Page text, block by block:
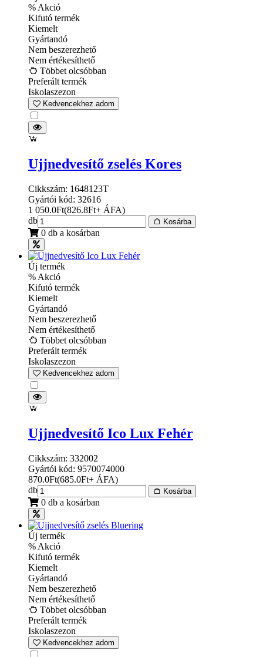
% Akció
Kifutó termék
Kiemelt
Gyártandó
Nem beszerezhető
Nem értékesíthető
Többet olcsóbban
Preferált termék
Iskolaszezon
Kedvencekhez adom
Ujjnedvesítő zselés Kores
Cikkszám: 1648123T
Gyártói kód: 32616
1 050.0Ft(826.8Ft+ ÁFA)
db
Kosárba
0 db a kosárban
Új termék
% Akció
Kifutó termék
Kiemelt
Gyártandó
Nem beszerezhető
Nem értékesíthető
Többet olcsóbban
Preferált termék
Iskolaszezon
Kedvencekhez adom
Ujjnedvesítő Ico Lux Fehér
Cikkszám: 332002
Gyártói kód: 9570074000
870.0Ft(685.0Ft+ ÁFA)
db
Kosárba
0 db a kosárban
Új termék
% Akció
Kifutó termék
Kiemelt
Gyártandó
Nem beszerezhető
Nem értékesíthető
Többet olcsóbban
Preferált termék
Iskolaszezon
Kedvencekhez adom